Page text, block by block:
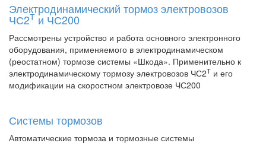
Электродинамический тормоз электровозов
ЧС2Т и ЧС200
Рассмотрены устройство и работа основного электронного
оборудования, применяемого в электродинамическом
(реостатном) тормозе системы «Шкода». Применительно к
электродинамическому тормозу электровозов ЧС2Т и его
модификации на скоростном электровозе ЧС200
Системы тормозов
Автоматические тормоза и тормозные системы